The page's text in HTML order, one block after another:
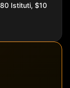
Istituti, $10